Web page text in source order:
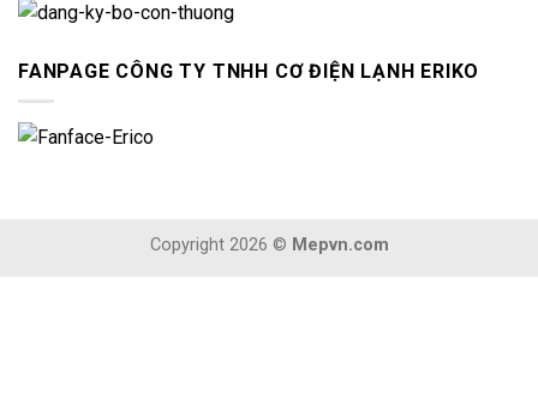
FANPAGE CÔNG TY TNHH CƠ ĐIỆN LẠNH ERIKO
Copyright 2026 © Mepvn.com